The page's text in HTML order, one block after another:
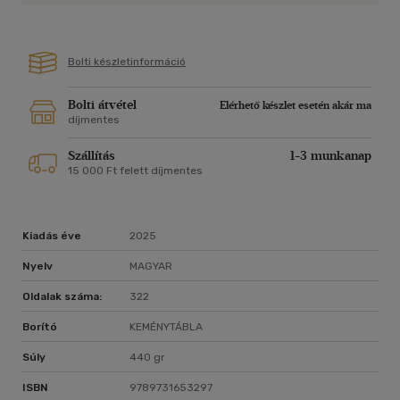
Bolti készletinformáció
Bolti átvétel
Elérhető készlet esetén akár ma
díjmentes
Szállítás 1-3 munkanap
15 000 Ft felett díjmentes
Kiadás éve 2025
Nyelv MAGYAR
Oldalak száma: 322
Borító KEMÉNYTÁBLA
Súly 440 gr
ISBN 9789731653297